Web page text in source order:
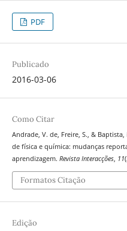
PDF
Publicado
2016-03-06
Como Citar
Andrade, V. de, Freire, S., &
de física e química: mudanças
aprendizagem. Revista Interacções, 11
Formatos Citação
Edição